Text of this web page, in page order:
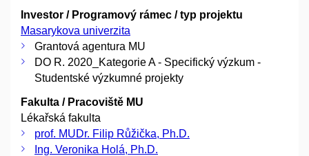
Investor / Programový rámec / typ projektu
Masarykova univerzita
Grantová agentura MU
DO R. 2020_Kategorie A - Specifický výzkum -
Studentské výzkumné projekty
Fakulta / Pracoviště MU
Lékařská fakulta
prof. MUDr. Filip Růžička, Ph.D.
Ing. Veronika Holá, Ph.D.